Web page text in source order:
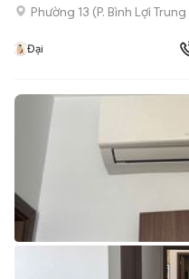
Phường 13 (P. Bình Lợi Trung
Đại